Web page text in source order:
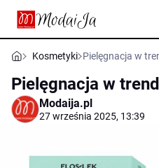
Kosmetyki Pielęgnacja w
Pielęgnacja w
Modaija.pl
27 września 2025, 13:39